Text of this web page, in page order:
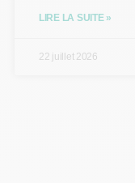
LIRE LA SUITE »
22 juillet 2026